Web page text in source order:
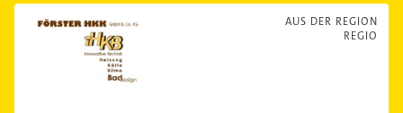
AUS DER REGION
REGIO